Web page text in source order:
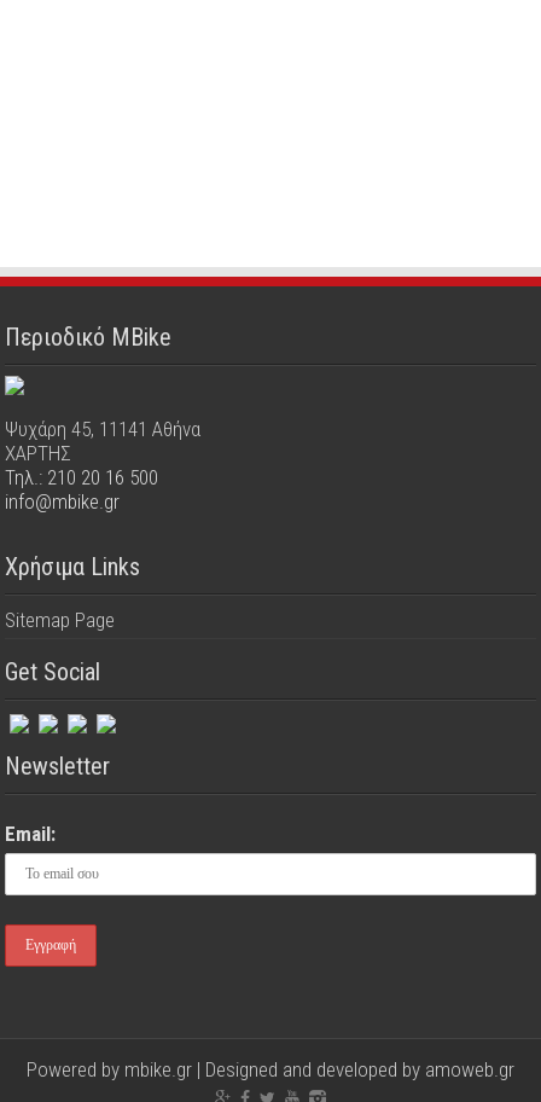
Περιοδικό MBike
Ψυχάρη 45, 11141 Αθήνα
ΧΑΡΤΗΣ
Τηλ.: 210 20 16 500
info@mbike.gr
Χρήσιμα Links
Sitemap Page
Get Social
Newsletter
Email:
Powered by mbike.gr | Designed and developed by amoweb.gr